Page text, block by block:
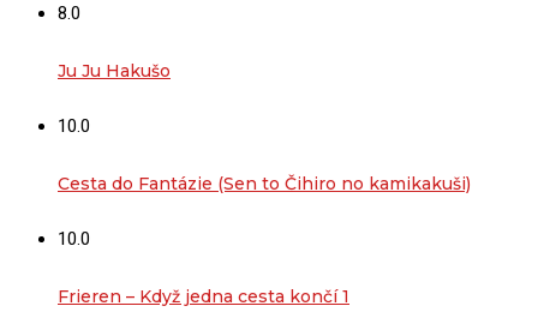
8.0
Ju Ju Hakušo
10.0
Cesta do Fantázie (Sen to Čihiro no kamikakuši)
10.0
Frieren – Když jedna cesta končí 1